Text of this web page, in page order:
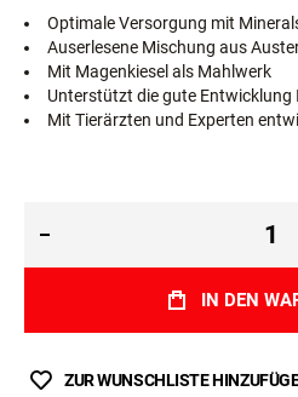
Optimale Versorgung mit
Auserlesene Mischung aus
Mit Magenkiesel als Mahlwerk
Unterstützt die gute Entwicklung
Mit Tierärzten und Experten
IN DEN
ZUR WUNSCHLISTE